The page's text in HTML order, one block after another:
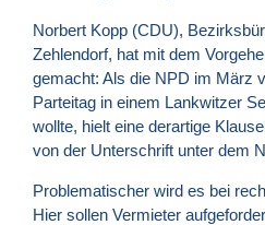
Norbert Kopp (CDU),
Zehlendorf, hat mit dem
gemacht: Als die NPD im März
Parteitag in einem Lankwitzer
wollte, hielt eine derartige
von der Unterschrift unter dem
Problematischer wird es bei
Hier sollen Vermieter